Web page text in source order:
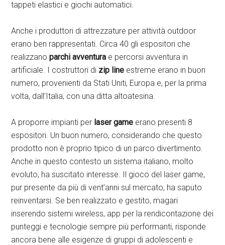
tappeti elastici e giochi automatici.
Anche i produttori di attrezzature per attività outdoor
erano ben rappresentati. Circa 40 gli espositori che
realizzanoparchi avventura e percorsi avventura in
artificiale. I costruttori di zip line estreme erano in buon
numero, provenienti da Stati Uniti, Europa e, per la prima
volta, dall’Italia, con una ditta altoatesina.
A proporre impianti per laser game erano presenti 8
espositori. Un buon numero, considerando che questo
prodotto non è proprio tipico di un parco divertimento.
Anche in questo contesto un sistema italiano, molto
evoluto, ha suscitato interesse. Il gioco del laser game,
pur presente da più di vent’anni sul mercato, ha saputo
reinventarsi. Se ben realizzato e gestito, magari
inserendo sistemi wireless, app per la rendicontazione dei
punteggi e tecnologie sempre più performanti, risponde
ancora bene alle esigenze di gruppi di adolescenti e